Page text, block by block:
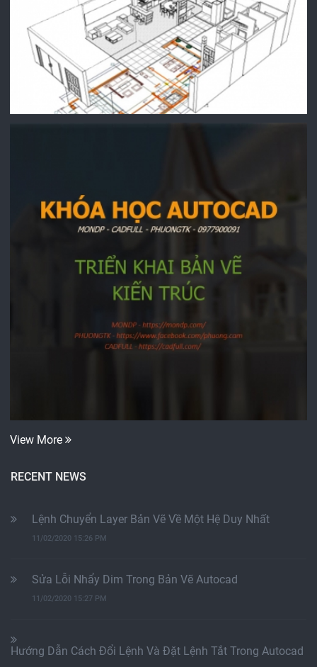
View More
RECENT NEWS
Lệnh Chuyển Layer Bản Vẽ Về Một Hệ Duy Nhất
11/02/2020 15:26 PM
Sửa Lỗi Nhẩy Dim Trong Bản Vẽ Autocad
11/02/2020 15:27 PM
Hướng Dẫn Cách Đổi Lệnh Và Đặt Lệnh Tắt Trong Autocad